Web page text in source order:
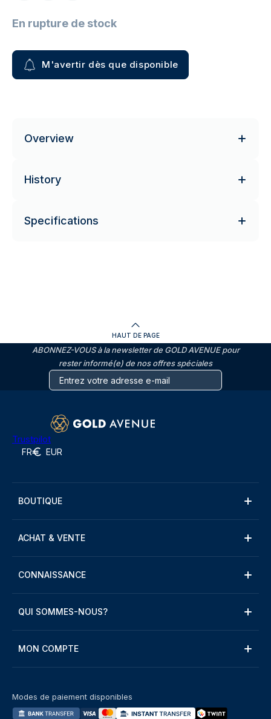
En rupture de stock
M'avertir dès que disponible
Overview
History
Specifications
HAUT DE PAGE
ABONNEZ-VOUS à la newsletter de GOLD AVENUE pour
rester informé(e) de nos offres spéciales
Trustpilot
FR EUR
BOUTIQUE
ACHAT & VENTE
CONNAISSANCE
QUI SOMMES-NOUS?
MON COMPTE
Modes de paiement disponibles